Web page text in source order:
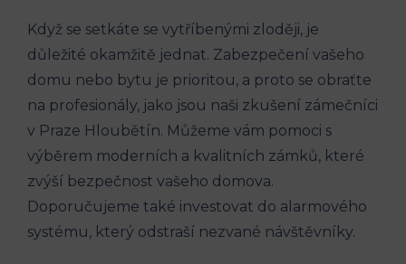
Když se setkáte se vytříbenými zloději, je
důležité okamžitě jednat. Zabezpečení vašeho
domu nebo bytu je prioritou, a proto se obraťte
na profesionály, jako jsou naši zkušení zámečníci
v Praze Hloubětín. Můžeme vám pomoci s
výběrem moderních a kvalitních zámků, které
zvýší bezpečnost vašeho domova.
Doporučujeme také investovat do alarmového
systému, který odstraší nezvané návštěvníky.